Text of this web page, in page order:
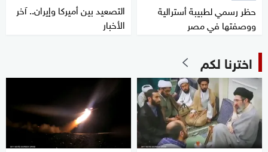
حظر رسمي لطبيبة أسترالية
ووصفتها في مصر
التصعيد بين أميركا وإيران.. آخر
الأخبار
اخترنا لكم